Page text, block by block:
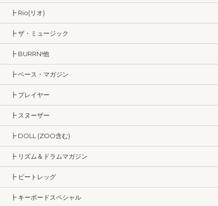
┣ Rio(リオ)
┣ ザ・ミュージック
┣ BURRN!他
┣ ベース・マガジン
┣ プレイヤー
┣ スヌーザー
┣ DOLL (ZOO含む)
┣ リズム＆ドラムマガジン
┣ ビートレッグ
┣ キーボードスペシャル